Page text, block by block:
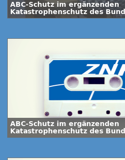
ABC-Schutz im ergänzenden
Katastrophenschutz des
mit Dr. Roman Trebbe vom
ABC-Schutz im ergänzenden
Katastrophenschutz des
Potenziale